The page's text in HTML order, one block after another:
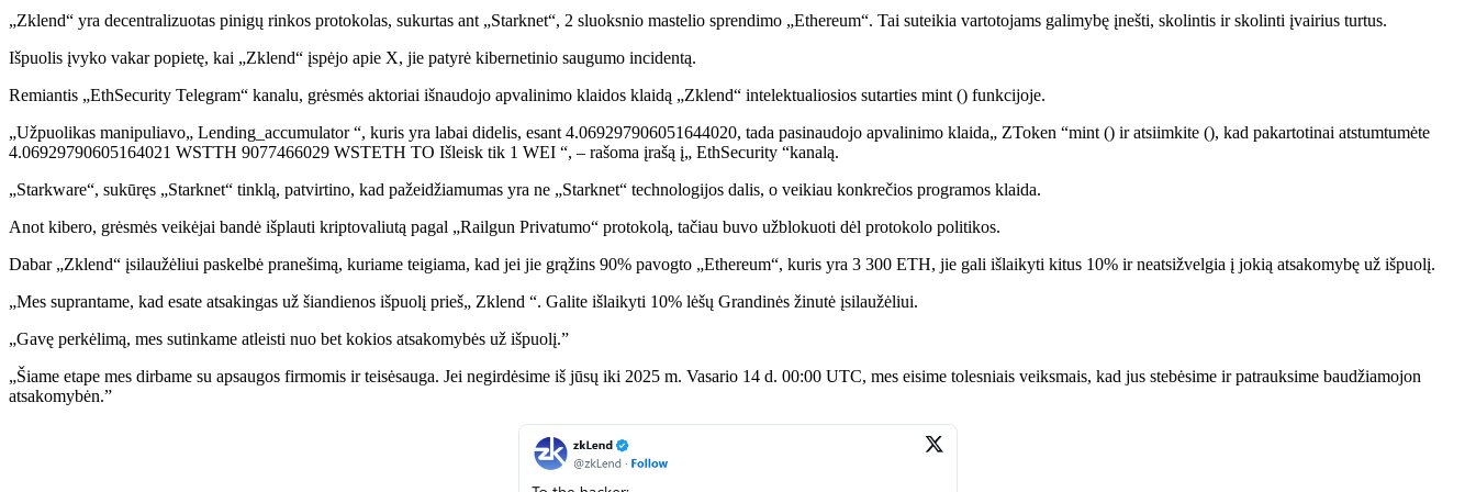
„Zklend“ yra decentralizuotas pinigų rinkos protokolas, sukurtas ant „Starknet“, 2 sluoksnio mastelio sprendimo „Ethereum“. Tai suteikia vartotojams galimybę įnešti, skolintis ir skolinti įvairius turtus.
Išpuolis įvyko vakar popietę, kai „Zklend“ įspėjo apie X, jie patyrė kibernetinio saugumo incidentą.
Remiantis „EthSecurity Telegram“ kanalu, grėsmės aktoriai išnaudojo apvalinimo klaidos klaidą „Zklend“ intelektualiosios sutarties mint () funkcijoje.
„Užpuolikas manipuliavo„ Lending_accumulator “, kuris yra labai didelis, esant 4.069297906051644020, tada pasinaudojo apvalinimo klaida„ ZToken “mint () ir atsiimkite (), kad pakartotinai atstumtumėte
4.06929790605164021 WSTTH 9077466029 WSTETH TO Išleisk tik 1 WEI “, – rašoma įrašą į„ EthSecurity “kanalą.
„Starkware“, sukūręs „Starknet“ tinklą, patvirtino, kad pažeidžiamumas yra ne „Starknet“ technologijos dalis, o veikiau konkrečios programos klaida.
Anot kibero, grėsmės veikėjai bandė išplauti kriptovaliutą pagal „Railgun Privatumo“ protokolą, tačiau buvo užblokuoti dėl protokolo politikos.
Dabar „Zklend“ įsilaužėliui paskelbė pranešimą, kuriame teigiama, kad jei jie grąžins 90% pavogto „Ethereum“, kuris yra 3 300 ETH, jie gali išlaikyti kitus 10% ir neatsižvelgia į jokią atsakomybę už išpuolį.
„Mes suprantame, kad esate atsakingas už šiandienos išpuolį prieš„ Zklend “. Galite išlaikyti 10% lėšų Grandinės žinutė įsilaužėliui.
„Gavę perkėlimą, mes sutinkame atleisti nuo bet kokios atsakomybės už išpuolį.”
„Šiame etape mes dirbame su apsaugos firmomis ir teisėsauga. Jei negirdėsime iš jūsų iki 2025 m. Vasario 14 d. 00:00 UTC, mes eisime tolesniais veiksmais, kad jus stebėsime ir patrauksime baudžiamojon
atsakomybėn.”